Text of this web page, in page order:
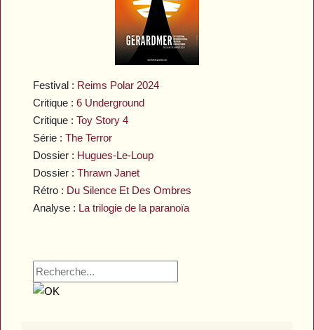
Festival : Reims Polar 2024
Critique :6 Underground
Critique :Toy Story 4
Série :The Terror
Dossier : Hugues-Le-Loup
Dossier :Thrawn Janet
Rétro : Du Silence Et Des Ombres
Analyse : La trilogie de la paranoïa